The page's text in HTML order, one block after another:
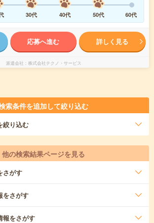
30代 40代 50代 60代
応募へ進む 詳しく見る
派遣会社 株式会社テクノ・サービス
索条件を追加して絞り込む
絞り込む
他の検索結果ページを見る
さがす
をさがす
報をさがす